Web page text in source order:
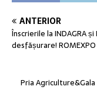
ANTERIOR
Înscrierile la INDAGRA
desfășurare!
Pria